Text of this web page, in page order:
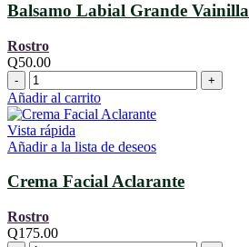
Balsamo Labial Grande Vainilla
Rostro
Q50.00
Balsamo
Labial
Grande
Vainilla
cantidad
Añadir al carrito
Vista rápida
Añadir a la lista de deseos
Crema Facial Aclarante
Rostro
Q175.00